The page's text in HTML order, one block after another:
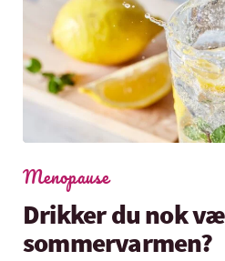
Menopause
Drikker du nok
sommervarmen?